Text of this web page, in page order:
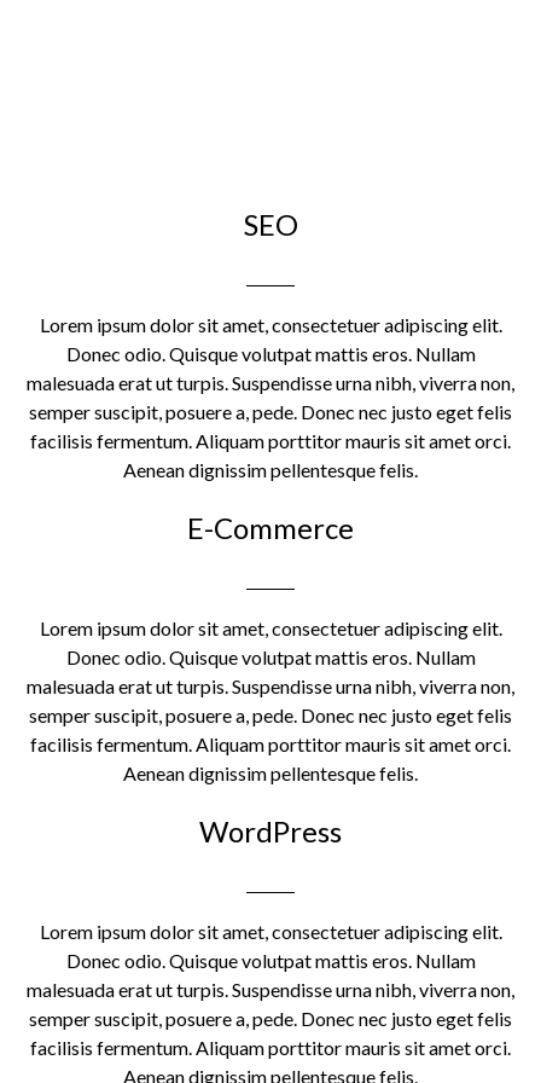
SEO
Lorem ipsum dolor sit amet, consectetuer adipiscing elit.
Donec odio. Quisque volutpat mattis eros. Nullam
malesuada erat ut turpis. Suspendisse urna nibh, viverra non,
semper suscipit, posuere a, pede. Donec nec justo eget felis
facilisis fermentum. Aliquam porttitor mauris sit amet orci.
Aenean dignissim pellentesque felis.
E-Commerce
Lorem ipsum dolor sit amet, consectetuer adipiscing elit.
Donec odio. Quisque volutpat mattis eros. Nullam
malesuada erat ut turpis. Suspendisse urna nibh, viverra non,
semper suscipit, posuere a, pede. Donec nec justo eget felis
facilisis fermentum. Aliquam porttitor mauris sit amet orci.
Aenean dignissim pellentesque felis.
WordPress
Lorem ipsum dolor sit amet, consectetuer adipiscing elit.
Donec odio. Quisque volutpat mattis eros. Nullam
malesuada erat ut turpis. Suspendisse urna nibh, viverra non,
semper suscipit, posuere a, pede. Donec nec justo eget felis
facilisis fermentum. Aliquam porttitor mauris sit amet orci.
Aenean dignissim pellentesque felis.